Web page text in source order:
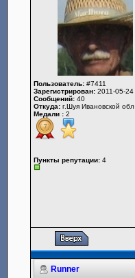
Пользователь: #7411
Зарегистрирован: 2011-05-24
Сообщений: 40
Откуда: г.Шуя Ивановской обл
Медали : 2
Пункты репутации: 4
Runner